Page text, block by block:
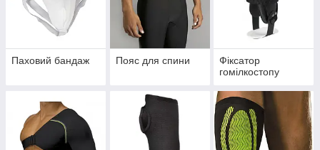
Паховий бандаж Пояс для спини
Фіксатор
гомілкостопу